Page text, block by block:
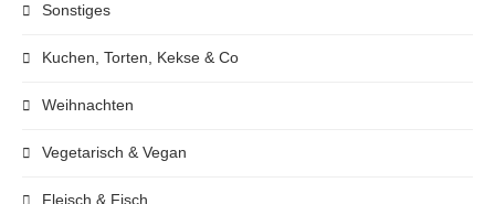
Sonstiges
Kuchen, Torten, Kekse & Co
Weihnachten
Vegetarisch & Vegan
Fleisch & Fisch